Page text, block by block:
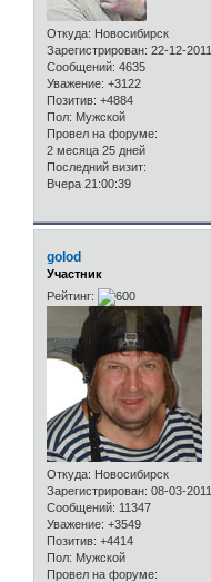
Откуда: Новосибирск
Зарегистрирован: 22-12-2011
Сообщений: 4635
Уважение: +3122
Позитив: +4884
Пол: Мужской
Провел на форуме:
2 месяца 25 дней
Последний визит:
Вчера 21:00:39
golod
Участник
Рейтинг:
Откуда: Новосибирск
Зарегистрирован: 08-03-2011
Сообщений: 11347
Уважение: +3549
Позитив: +4414
Пол: Мужской
Провел на форуме: